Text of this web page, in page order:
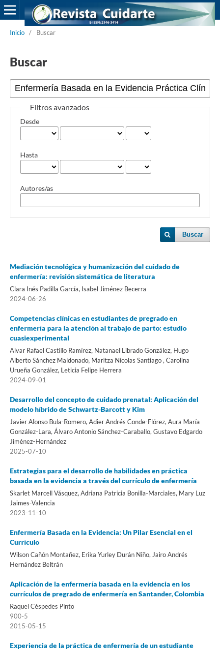
Inicio / Buscar
Buscar
Filtros avanzados
Desde
Hasta
Autores/as
Buscar
Mediación tecnológica y humanización del cuidado de
enfermería: revisión sistemática de literatura
Clara Inés Padilla García, Isabel Jiménez Becerra
2024-06-26
Competencias clínicas en estudiantes de pregrado en
enfermería para la atención al trabajo de parto: estudio
cuasiexperimental
Alvar Rafael Castillo Ramírez, Natanael Librado González, Hugo
Alberto Sánchez Maldonado, Maritza Nicolas Santiago , Carolina
Urueña González, Leticia Felipe Herrera
2024-09-01
Desarrollo del concepto de cuidado prenatal: Aplicación del
modelo híbrido de Schwartz-Barcott y Kim
Javier Alonso Bula-Romero, Adier Andrés Conde-Flórez, Aura María
González-Lara, Álvaro Antonio Sánchez-Caraballo, Gustavo Edgardo
Jiménez-Hernández
2025-07-10
Estrategias para el desarrollo de habilidades en práctica
basada en la evidencia a través del currículo de enfermería
Skarlet Marcell Vásquez, Adriana Patricia Bonilla-Marciales, Mary Luz
Jaimes-Valencia
2023-11-10
Enfermería Basada en la Evidencia: Un Pilar Esencial en el
Currículo
Wilson Cañón Montañez, Erika Yurley Durán Niño, Jairo Andrés
Hernández Beltrán
Aplicación de la enfermería basada en la evidencia en los
currículos de pregrado de enfermería en Santander, Colombia
Raquel Céspedes Pinto
900-5
2015-05-15
Experiencia de la práctica de enfermería de un estudiante